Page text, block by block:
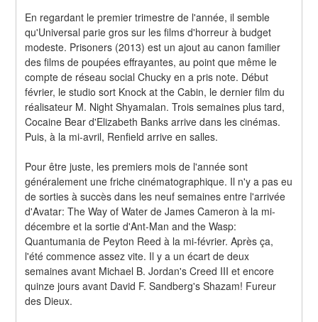
En regardant le premier trimestre de l'année, il semble
qu'Universal parie gros sur les films d'horreur à budget
modeste. Prisoners (2013) est un ajout au canon familier
des films de poupées effrayantes, au point que même le
compte de réseau social Chucky en a pris note. Début
février, le studio sort Knock at the Cabin, le dernier film du
réalisateur M. Night Shyamalan. Trois semaines plus tard,
Cocaine Bear d'Elizabeth Banks arrive dans les cinémas.
Puis, à la mi-avril, Renfield arrive en salles.
Pour être juste, les premiers mois de l'année sont
généralement une friche cinématographique. Il n'y a pas eu
de sorties à succès dans les neuf semaines entre l'arrivée
d'Avatar: The Way of Water de James Cameron à la mi-
décembre et la sortie d'Ant-Man and the Wasp:
Quantumania de Peyton Reed à la mi-février. Après ça,
l'été commence assez vite. Il y a un écart de deux
semaines avant Michael B. Jordan's Creed III et encore
quinze jours avant David F. Sandberg's Shazam! Fureur
des Dieux.